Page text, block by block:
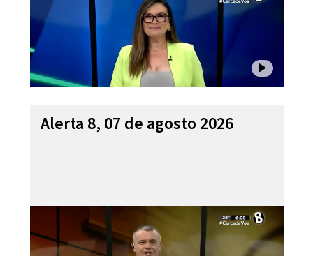
Alerta 8, 07 de agosto 2026